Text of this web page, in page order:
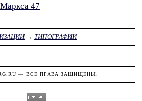
47
→ ТИПОГРАФИИ
— ВСЕ ПРАВА ЗАЩИЩЕНЫ.